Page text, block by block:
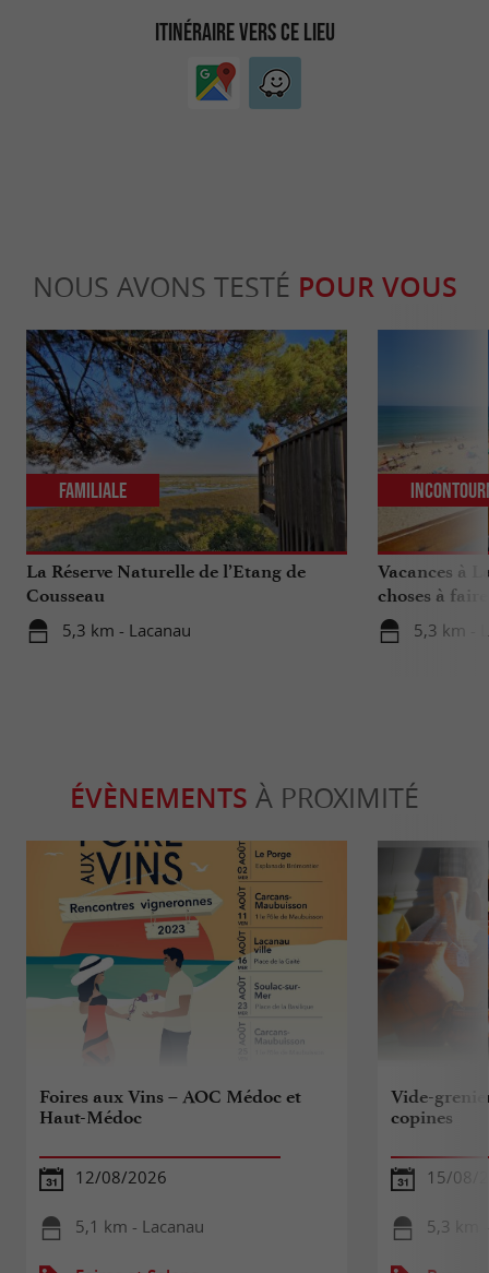
ITINÉRAIRE VERS CE LIEU
NOUS AVONS TESTÉ POUR VOUS
La Réserve Naturelle de l’Etang de
Cousseau
5,3 km - Lacanau
Familiale
Vacances à
choses à
votre séjour
5,3 km -
ÉVÈNEMENTS À PROXIMITÉ
Foires aux Vins – AOC Médoc et
Haut-Médoc
12/08/2026
5,1 km - Lacanau
Vide-
copines
15/08/
5,3 km